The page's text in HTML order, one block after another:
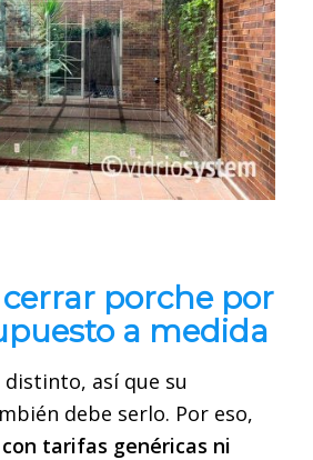
cerrar porche por
a medida
distinto, así que su
debe serlo. Por eso,
tarifas genéricas ni